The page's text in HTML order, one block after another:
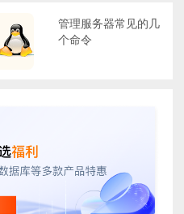
管理服务器常见的几
个命令